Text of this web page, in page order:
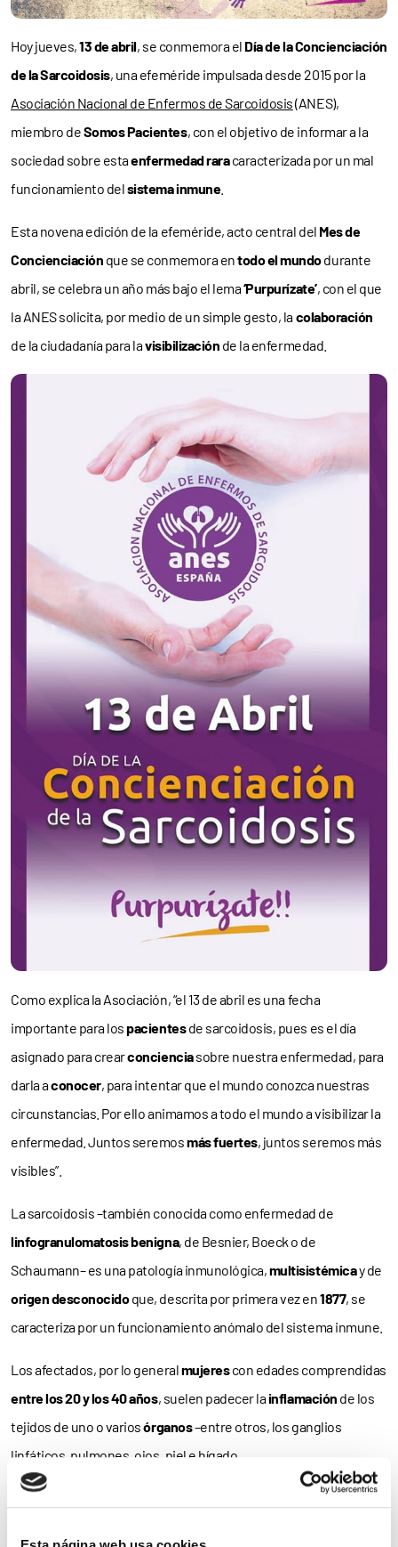
Hoy jueves,13 de abril, se conmemora el Día de la Concienciación
de la Sarcoidosis, una efeméride impulsada desde 2015 por la
Asociación Nacional de Enfermos de Sarcoidosis(ANES),
miembro deSomos Pacientes, con el objetivo de informar a la
sociedad sobre estaenfermedad raracaracterizada por un mal
funcionamiento delsistema inmune.
Esta novena edición de la efeméride, acto central del Mes de
Concienciación que se conmemora entodo el mundodurante
abril, se celebra un año más bajo el lema‘Purpurízate’, con el que
la ANES solicita, por medio de un simple gesto, lacolaboración
de la ciudadanía para lavisibilización de la enfermedad.
Como explica la Asociación, “el 13 de abril es una fecha
importante para lospacientesde sarcoidosis, pues es el día
asignado para crearconcienciasobre nuestra enfermedad, para
darla aconocer, para intentar que el mundo conozca nuestras
circunstancias. Por ello animamos a todo el mundo a visibilizar la
enfermedad. Juntos seremosmás fuertes, juntos seremos más
visibles”.
La sarcoidosis –también conocida como enfermedad de
linfogranulomatosis benigna, de Besnier, Boeck o de
Schaumann– es una patología inmunológica,multisistémicay de
origen desconocidoque, descrita por primera vez en1877, se
caracteriza por un funcionamiento anómalo del sistema inmune.
Los afectados, por lo generalmujerescon edades comprendidas
entre los 20 y los 40 años, suelen padecer lainflamación de los
tejidos de uno o variosórganos–entre otros, los ganglios
linfáticos, pulmones, ojos, piel e hígado.
A día de hoy
y, en sus casos más